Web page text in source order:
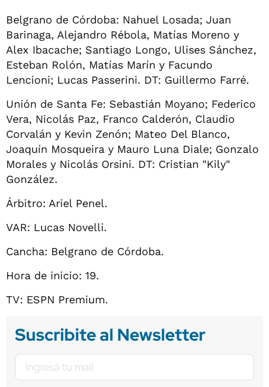
Belgrano de Córdoba: Nahuel Losada; Juan
Barinaga, Alejandro Rébola, Matías Moreno y
Alex Ibacache; Santiago Longo, Ulises Sánchez,
Esteban Rolón, Matías Marín y Facundo
Lencioni; Lucas Passerini. DT: Guillermo Farré.
Unión de Santa Fe: Sebastián Moyano; Federico
Vera, Nicolás Paz, Franco Calderón, Claudio
Corvalán y Kevin Zenón; Mateo Del Blanco,
Joaquín Mosqueira y Mauro Luna Diale; Gonzalo
Morales y Nicolás Orsini. DT: Cristian "Kily"
González.
Árbitro: Ariel Penel.
VAR: Lucas Novelli.
Cancha: Belgrano de Córdoba.
Hora de inicio: 19.
TV: ESPN Premium.
Suscribite al Newsletter